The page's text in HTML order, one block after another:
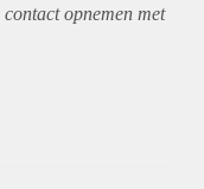
opnemen met